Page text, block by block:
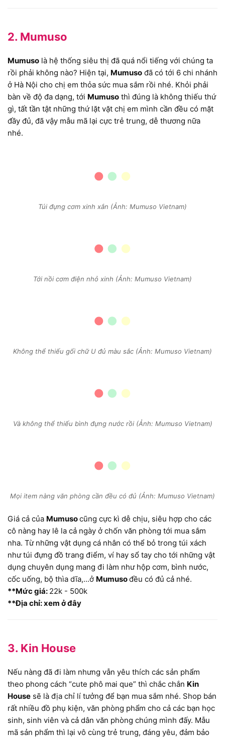
2. Mumuso
Mumuso là hệ thống siêu thị đã quá nổi tiếng với chúng ta
rồi phải không nào? Hiện tại, Mumuso đã có tới 6 chi nhánh
ở Hà Nội cho chị em thỏa sức mua sắm rồi nhé. Khỏi phải
bàn về độ đa dạng, tới Mumuso thì đúng là không thiếu thứ
gì, tất tần tật những thứ lặt vặt chị em mình cần đều có mặt
đầy đủ, đã vậy mẫu mã lại cực trẻ trung, dễ thương nữa
nhé.
Túi đựng cơm xinh xắn (Ảnh: Mumuso Vietnam)
Tới nồi cơm điện nhỏ xinh (Ảnh: Mumuso Vietnam)
Không thể thiếu gối chữ U đủ màu sắc (Ảnh: Mumuso Vietnam)
Và không thể thiếu bình đựng nước rồi (Ảnh: Mumuso Vietnam)
Mọi item nàng văn phòng cần đều có đủ (Ảnh: Mumuso Vietnam)
Giá cả của Mumusocũng cực kì dễ chịu, siêu hợp cho các
cô nàng hay lê la cả ngày ở chốn văn phòng tới mua sắm
nha. Từ những vật dụng cá nhân có thể bỏ trong túi xách
như túi đựng đồ trang điểm, ví hay sổ tay cho tới những vật
dụng chuyên dụng mang đi làm như hộp cơm, bình nước,
cốc uống, bộ thìa dĩa,...ở Mumusođều có đủ cả nhé.
**Mức giá: 22k - 500k
**Địa chỉ: xem ở đây
3. Kin House
Nếu nàng đã đi làm nhưng vẫn yêu thích các sản phẩm
theo phong cách “cute phô mai que” thì chắc chắn Kin
House sẽ là địa chỉ lí tưởng để bạn mua sắm nhé. Shop bán
rất nhiều đồ phụ kiện, văn phòng phẩm cho cả các bạn học
sinh, sinh viên và cả dân văn phòng chúng mình đấy. Mẫu
mã sản phẩm thì lại vô cùng trẻ trung, đáng yêu, đảm bảo